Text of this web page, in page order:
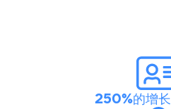
250%的增长